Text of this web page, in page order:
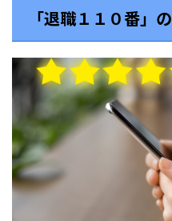
「退職１１０番」